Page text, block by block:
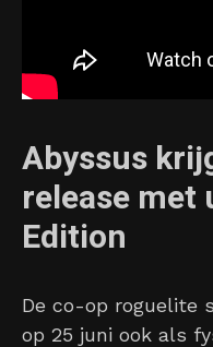
Abyssus
release met
Edition
De co-op roguelite
op 25 juni ook als